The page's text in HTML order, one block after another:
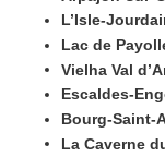
L’Isle-
Lac de
Vielha Val
Escaldes-
Bourg-Saint-
La Caverne